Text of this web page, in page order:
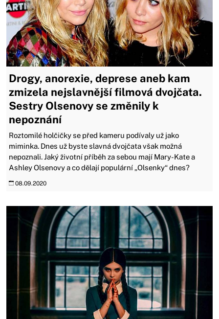
Drogy, anorexie, deprese aneb kam
zmizela nejslavnější filmová dvojčata.
Sestry Olsenovy se změnily k
nepoznání
Roztomilé holčičky se před kameru podívaly už jako
miminka. Dnes už byste slavná dvojčata však možná
nepoznali. Jaký životní příběh za sebou mají Mary-Kate a
Ashley Olsenovy a co dělají populární „Olsenky“ dnes?
08.09.2020